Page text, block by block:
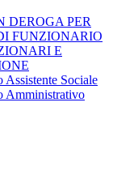
DEROGA PER
FUNZIONARIO
E
Sociale
Amministrativo